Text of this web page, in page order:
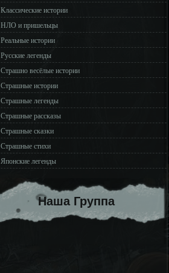
Классические истории
НЛО и пришельцы
Реальные истории
Русские легенды
Страшно весёлые истории
Страшные истории
Страшные легенды
Страшные рассказы
Страшные сказки
Страшные стихи
Японские легенды
Наша Группа